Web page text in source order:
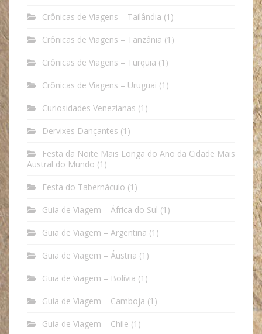
Crônicas de Viagens – Tailândia (1)
Crônicas de Viagens – Tanzânia (1)
Crônicas de Viagens – Turquia (1)
Crônicas de Viagens – Uruguai (1)
Curiosidades Venezianas (1)
Dervixes Dançantes (1)
Festa da Noite Mais Longa do Ano da Cidade Mais
Austral do Mundo (1)
Festa do Tabernáculo (1)
Guia de Viagem – África do Sul (1)
Guia de Viagem – Argentina (1)
Guia de Viagem – Áustria (1)
Guia de Viagem – Bolívia (1)
Guia de Viagem – Camboja (1)
Guia de Viagem – Chile (1)